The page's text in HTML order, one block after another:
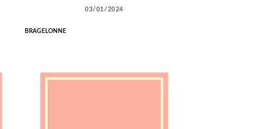
03/01/2024
BRAGELONNE